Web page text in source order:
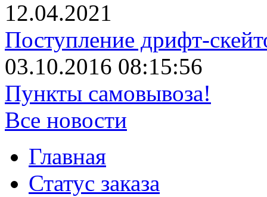
12.04.2021
Поступление дрифт-
03.10.2016 08:15:56
Пункты самовывоза!
Все новости
Главная
Статус заказа